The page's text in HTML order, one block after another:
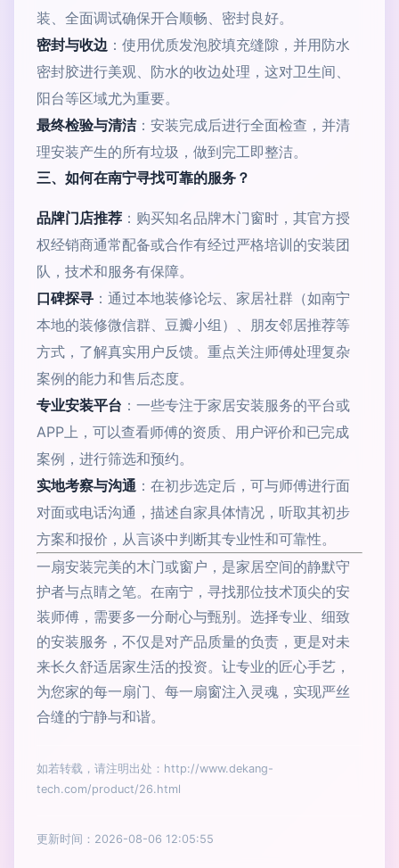
装、全面调试确保开合顺畅、密封良好。
密封与收边 ：使用优质发泡胶填充缝隙，并用防水
密封胶进行美观、防水的收边处理，这对卫生间、
阳台等区域尤为重要。
最终检验与清洁：安装完成后进行全面检查，并清
理安装产生的所有垃圾，做到完工即整洁。
三、如何在南宁寻找可靠的服务？
品牌门店推荐 ：购买知名品牌木门窗时，其官方授
权经销商通常配备或合作有经过严格培训的安装团
队，技术和服务有保障。
口碑探寻 ：通过本地装修论坛、家居社群（如南宁
本地的装修微信群、豆瓣小组）、朋友邻居推荐等
方式，了解真实用户反馈。重点关注师傅处理复杂
案例的能力和售后态度。
专业安装平台 ：一些专注于家居安装服务的平台或
APP上，可以查看师傅的资质、用户评价和已完成
案例，进行筛选和预约。
实地考察与沟通 ：在初步选定后，可与师傅进行面
对面或电话沟通，描述自家具体情况，听取其初步
方案和报价，从言谈中判断其专业性和可靠性。
一扇安装完美的木门或窗户，是家居空间的静默守
护者与点睛之笔。在南宁，寻找那位技术顶尖的安
装师傅，需要多一分耐心与甄别。选择专业、细致
的安装服务，不仅是对产品质量的负责，更是对未
来长久舒适居家生活的投资。让专业的匠心手艺，
为您家的每一扇门、每一扇窗注入灵魂，实现严丝
合缝的宁静与和谐。
如若转载，请注明出处：http://www.dekang-
tech.com/product/26.html
更新时间：2026-08-06 12:05:55